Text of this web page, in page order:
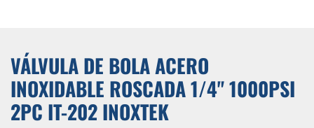
VÁLVULA DE BOLA ACERO
INOXIDABLE ROSCADA 1/4" 1000PSI
2PC IT-202 INOXTEK